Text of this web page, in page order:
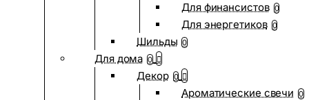
Для финансистов 0
Для энергетиков 0
Шильды 0
Для дома 0
Декор 0
Ароматические свечи 0